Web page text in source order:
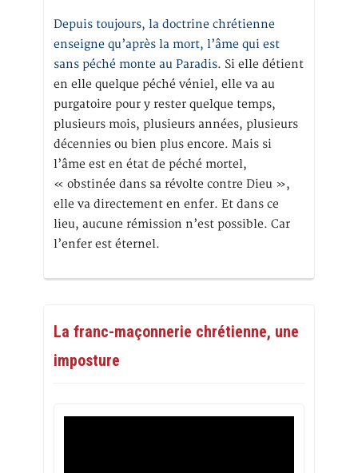
Depuis toujours, la doctrine chrétienne
enseigne qu’après la mort, l’âme qui est
sans péché monte au Paradis. Si elle détient
en elle quelque péché véniel, elle va au
purgatoire pour y rester quelque temps,
plusieurs mois, plusieurs années, plusieurs
décennies ou bien plus encore. Mais si
l’âme est en état de péché mortel,
« obstinée dans sa révolte contre Dieu »,
elle va directement en enfer. Et dans ce
lieu, aucune rémission n’est possible. Car
l’enfer est éternel.
La franc-maçonnerie chrétienne, une
imposture